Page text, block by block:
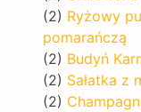
(2) Ryżowy
pomarańczą
(2) Budyń
(2) Sałatka z
(2)